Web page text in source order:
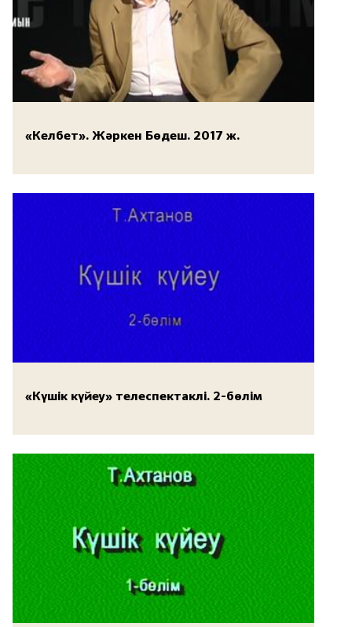
«Келбет». Жәркен Бөдеш. 2017 ж.
«Күшік күйеу» телеспектаклі. 2-бөлім